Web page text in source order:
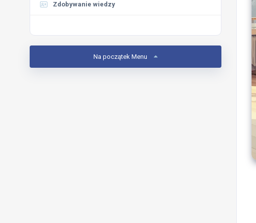
Zdobywanie wiedzy
Na początek Menu